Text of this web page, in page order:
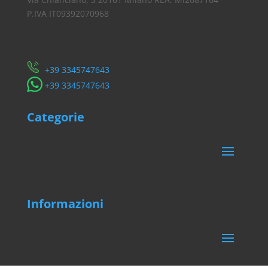
P.IVA IT09392070968
​+39 3345747643
​+39 3345747643
Categorie
Informazioni